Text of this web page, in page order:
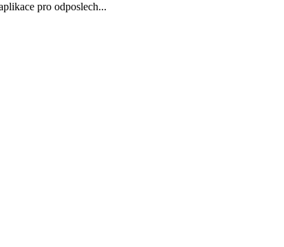
pro odposlech...